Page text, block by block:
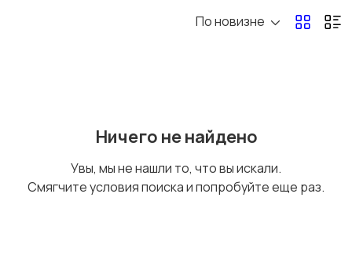
Бритвы и эпиляторы
По новизне
Ничего не найдено
Увы, мы не нашли то, что вы искали.
Смягчите условия поиска и попробуйте еще раз.